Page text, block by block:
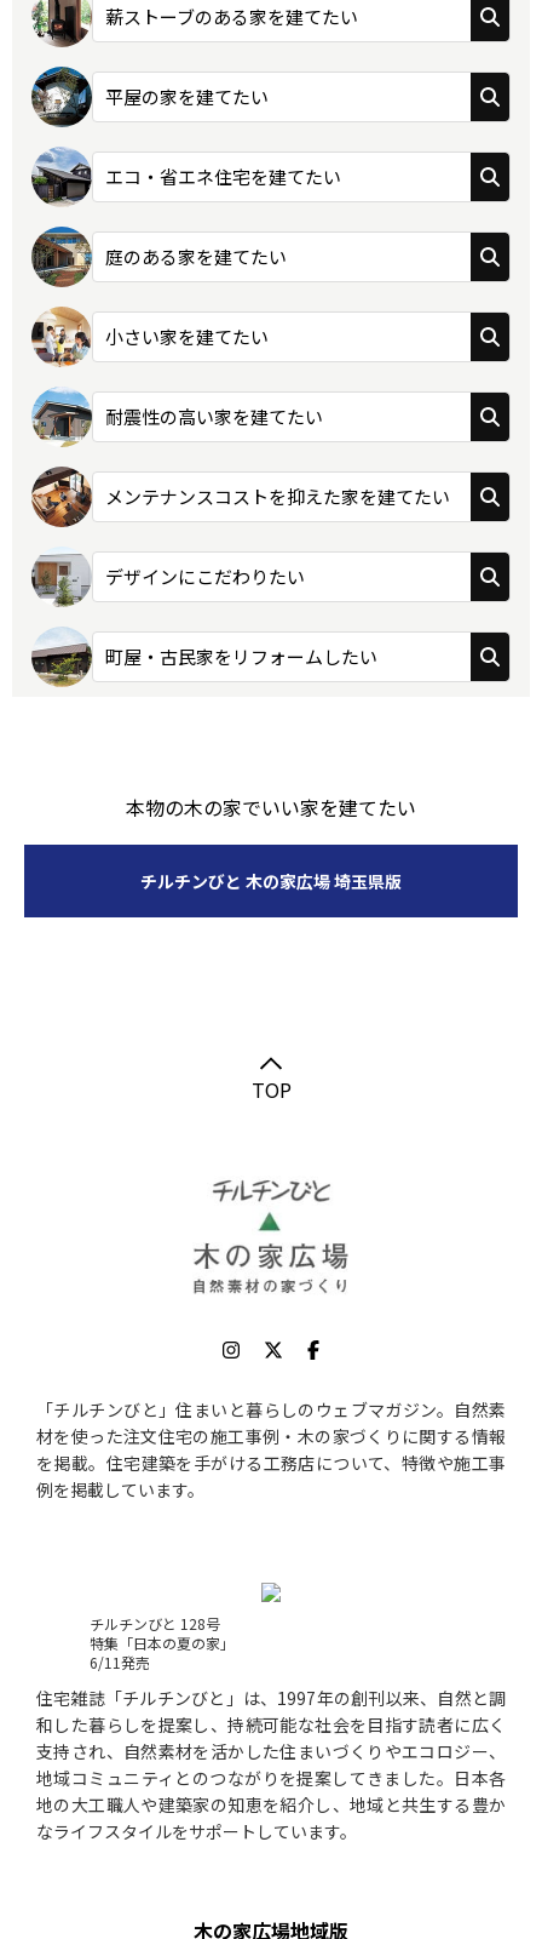
薪ストーブのある家を建てたい
平屋の家を建てたい
エコ・省エネ住宅を建てたい
庭のある家を建てたい
小さい家を建てたい
耐震性の高い家を建てたい
メンテナンスコストを抑えた家を建てたい
デザインにこだわりたい
町屋・古民家をリフォームしたい
本物の木の家でいい家を建てたい
チルチンびと 木の家広場 埼玉県版
TOP
「チルチンびと」住まいと暮らしのウェブマガジン。自然素
材を使った注文住宅の施工事例・木の家づくりに関する情報
を掲載。住宅建築を手がける工務店について、特徴や施工事
例を掲載しています。
チルチンびと 128号
特集「日本の夏の家」
6/11発売
住宅雑誌「チルチンびと」は、1997年の創刊以来、自然と調
和した暮らしを提案し、持続可能な社会を目指す読者に広く
支持され、自然素材を活かした住まいづくりやエコロジー、
地域コミュニティとのつながりを提案してきました。日本各
地の大工職人や建築家の知恵を紹介し、地域と共生する豊か
なライフスタイルをサポートしています。
木の家広場地域版